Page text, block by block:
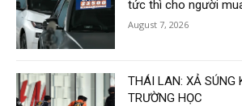
tức thì cho người
August 7, 2026
THÁI LAN: XẢ SÚNG
TRƯỜNG HỌC